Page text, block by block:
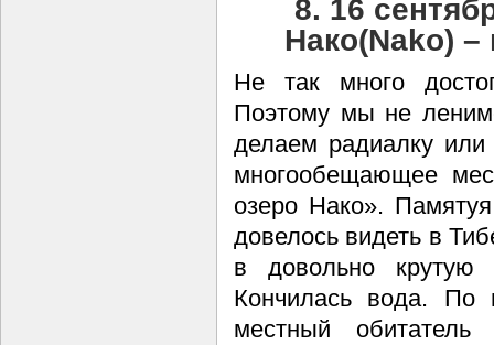
8. 16
Нако(Nako) –
Не так много
Поэтому мы не
делаем радиалку
многообещающее
озеро Нако».
довелось видеть в
в довольно крутую
Кончилась вода. По
местный